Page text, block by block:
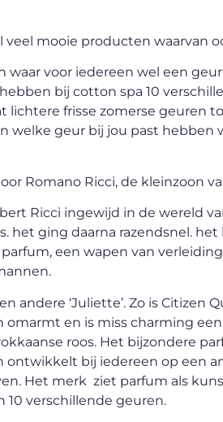
veel mooie producten waarvan
voor iedereen wel een
bij cotton spa 10
lichtere frisse zomerse geuren
welke geur bij jou past hebben
Romano Ricci, de kleinzoon
Ricci ingewijd in de wereld
het ging daarna razendsnel.
een wapen van
andere ‘Juliette’. Zo is Citizen
omarmt en is miss charming
roos. Het bijzondere
ontwikkelt bij iedereen op een
Het merk ziet parfum als
10 verschillende geuren.